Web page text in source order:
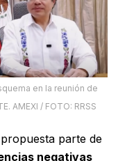
en la reunión de
AMEXI / FOTO: RRSS
parte de
negativas